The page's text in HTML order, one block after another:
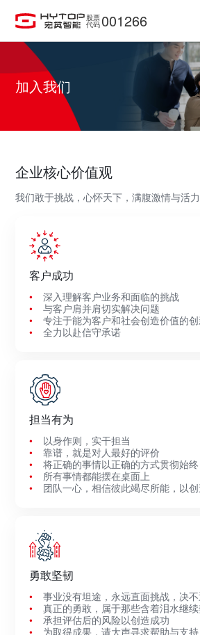
股票
代码 001266
加入我们
企业核心价值观
我们敢于挑战，心怀天下，满腹激情与活力
客户成功
深入理解客户业务和面临的挑战
与客户肩并肩切实解决问题
专注于能为客户和社会创造价值的
全力以赴信守承诺
担当有为
以身作则，实干担当
靠谱，就是对人最好的评价
将正确的事情以正确的方式贯彻始终
所有事情都能摆在桌面上
团队一心，相信彼此竭尽所能，以
勇敢坚韧
事业没有坦途，永远直面挑战，决
真正的勇敢，属于那些含着泪水继
承担评估后的风险以创造成功
为取得成果，请大声寻求帮助与支持